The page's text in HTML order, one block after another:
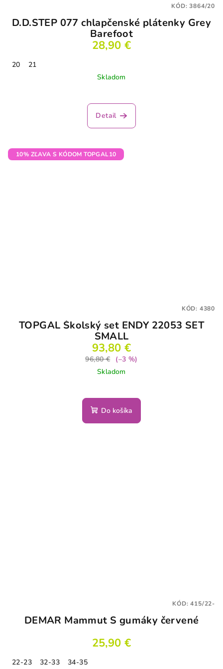
D.D.STEP 077 chlapčenské plátenky Grey
Barefoot
28,90 €
20
21
Skladom
Detail
KÓD:3864/20
10% ZĽAVA S KÓDOM TOPGAL10
TOPGAL Školský set ENDY 22053 SET
SMALL
93,80 €
96,80 €
(–3 %)
Skladom
Do košíka
KÓD: 4380
DEMAR Mammut S gumáky červené
25,90 €
22-23 32-33
34-35
KÓD:415/22-